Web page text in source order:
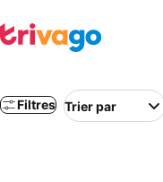
Filtres Trier par